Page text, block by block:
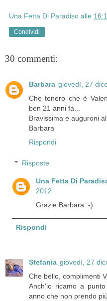
Una Fetta Di Paradiso alle
Condividi
30 commenti:
Barbara giovedì, 27
Che tenero che è
ben 21 anni fa...
Bravissima e auguroni
Barbara
Rispondi
Risposte
Una Fetta Di
2012
Grazie Barbara :-)
Rispondi
Stefania giovedì, 27
Che bello, complimenti
Anch'io ricamo a
anno che non prendo